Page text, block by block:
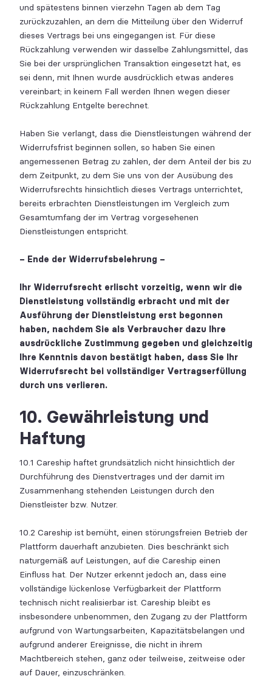
und spätestens binnen vierzehn Tagen ab dem Tag
zurückzuzahlen, an dem die Mitteilung über den Widerruf
dieses Vertrags bei uns eingegangen ist. Für diese
Rückzahlung verwenden wir dasselbe Zahlungsmittel, das
Sie bei der ursprünglichen Transaktion eingesetzt hat, es
sei denn, mit Ihnen wurde ausdrücklich etwas anderes
vereinbart; in keinem Fall werden Ihnen wegen dieser
Rückzahlung Entgelte berechnet.
Haben Sie verlangt, dass die Dienstleistungen während der
Widerrufsfrist beginnen sollen, so haben Sie einen
angemessenen Betrag zu zahlen, der dem Anteil der bis zu
dem Zeitpunkt, zu dem Sie uns von der Ausübung des
Widerrufsrechts hinsichtlich dieses Vertrags unterrichtet,
bereits erbrachten Dienstleistungen im Vergleich zum
Gesamtumfang der im Vertrag vorgesehenen
Dienstleistungen entspricht.
– Ende der Widerrufsbelehrung –
Ihr Widerrufsrecht erlischt vorzeitig, wenn wir die
Dienstleistung vollständig erbracht und mit der
Ausführung der Dienstleistung erst begonnen
haben, nachdem Sie als Verbraucher dazu Ihre
ausdrückliche Zustimmung gegeben und gleichzeitig
Ihre Kenntnis davon bestätigt haben, dass Sie Ihr
Widerrufsrecht bei vollständiger Vertragserfüllung
durch uns verlieren.
10. Gewährleistung und
Haftung
10.1 Careship haftet grundsätzlich nicht hinsichtlich der
Durchführung des Dienstvertrages und der damit im
Zusammenhang stehenden Leistungen durch den
Dienstleister bzw. Nutzer.
10.2 Careship ist bemüht, einen störungsfreien Betrieb der
Plattform dauerhaft anzubieten. Dies beschränkt sich
naturgemäß auf Leistungen, auf die Careship einen
Einfluss hat. Der Nutzer erkennt jedoch an, dass eine
vollständige lückenlose Verfügbarkeit der Plattform
technisch nicht realisierbar ist. Careship bleibt es
insbesondere unbenommen, den Zugang zu der Plattform
aufgrund von Wartungsarbeiten, Kapazitätsbelangen und
aufgrund anderer Ereignisse, die nicht in ihrem
Machtbereich stehen, ganz oder teilweise, zeitweise oder
auf Dauer, einzuschränken.